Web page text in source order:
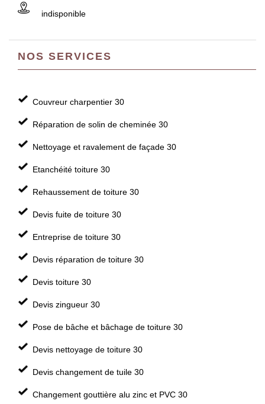
indisponible
NOS SERVICES
Couvreur charpentier 30
Réparation de solin de cheminée 30
Nettoyage et ravalement de façade 30
Etanchéité toiture 30
Rehaussement de toiture 30
Devis fuite de toiture 30
Entreprise de toiture 30
Devis réparation de toiture 30
Devis toiture 30
Devis zingueur 30
Pose de bâche et bâchage de toiture 30
Devis nettoyage de toiture 30
Devis changement de tuile 30
Changement gouttière alu zinc et PVC 30